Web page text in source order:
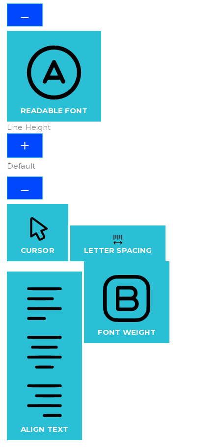
READABLE FONT
Line Height
Default
CURSOR LETTER SPACING
ALIGN TEXT
FONT WEIGHT